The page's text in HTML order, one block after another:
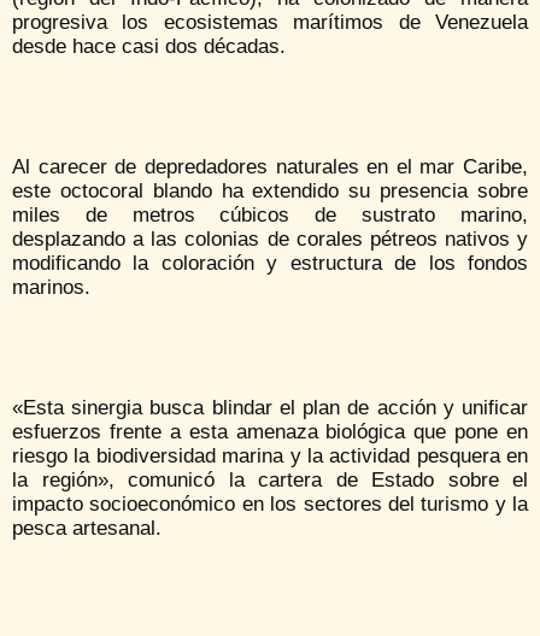
progresiva los ecosistemas marítimos de Venezuela
desde hace casi dos décadas.
Al carecer de depredadores naturales en el mar Caribe,
este octocoral blando ha extendido su presencia sobre
miles de metros cúbicos de sustrato marino,
desplazando a las colonias de corales pétreos nativos y
modificando la coloración y estructura de los fondos
marinos.
«Esta sinergia busca blindar el plan de acción y unificar
esfuerzos frente a esta amenaza biológica que pone en
riesgo la biodiversidad marina y la actividad pesquera en
la región», comunicó la cartera de Estado sobre el
impacto socioeconómico en los sectores del turismo y la
pesca artesanal.